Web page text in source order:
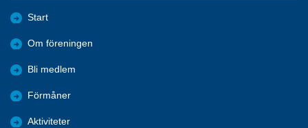
Start
Om föreningen
Bli medlem
Förmåner
Aktiviteter